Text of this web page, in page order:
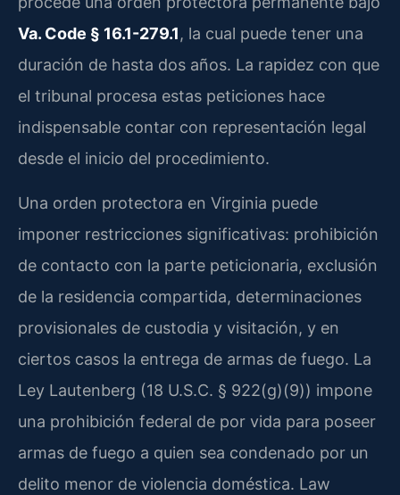
Va. Code § 16.1-279.1, la cual puede tener una
duración de hasta dos años. La rapidez con que
el tribunal procesa estas peticiones hace
indispensable contar con representación legal
desde el inicio del procedimiento.
Una orden protectora en Virginia puede
imponer restricciones significativas: prohibición
de contacto con la parte peticionaria, exclusión
de la residencia compartida, determinaciones
provisionales de custodia y visitación, y en
ciertos casos la entrega de armas de fuego. La
Ley Lautenberg (18 U.S.C. § 922(g)(9)) impone
una prohibición federal de por vida para poseer
armas de fuego a quien sea condenado por un
delito menor de violencia doméstica. Law